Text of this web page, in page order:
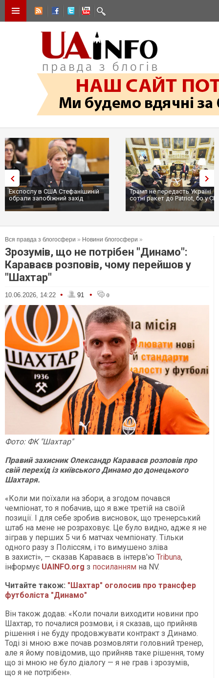
Експослу в США Стефанішиній
обрали запобіжний захід
Трамп не передасть Україні
сотні ракет до Patriot, бо у
...
Вся правда з блогосфери » Новини блогосфери »
Зрозумів, що не потрібен "Динамо":
Караваєв розповів, чому перейшов у
"Шахтар"
10.06.2026, 14:22 • 91 • 0
Фото: ФК "Шахтар"
Правий захисник Олександр Караваєв розповів про
свій перехід із київського Динамо до донецького
Шахтаря.
«Коли ми поїхали на збори, а згодом почався
чемпіонат, то я побачив, що я вже третій на своїй
позиції. І для себе зробив висновок, що тренерський
штаб на мене не розраховує. Це було видно, адже я не
зіграв у перших 5 чи 6 матчах чемпіонату. Тільки
одного разу з Поліссям, і то вимушено зліва
в захисті», — сказав Караваєв в інтерв'ю Tribuna,
інформує UAINFO.org з посиланням на NV.
Читайте також: "Шахтар" оголосив про трансфер
футболіста "Динамо"
Він також додав: «Коли почали виходити новини про
Шахтар, то почалися розмови, і я сказав, що прийняв
рішення і не буду продовжувати контракт з Динамо.
Тоді зі мною вже почав розмовляти головний тренер,
але я йому повідомив, що прийняв таке рішення, тому
що зі мною не було діалогу — я не грав і зрозумів,
що я не потрібен».